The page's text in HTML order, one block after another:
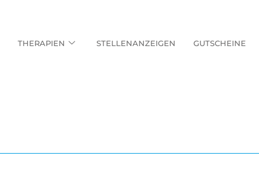
THERAPIEN STELLENANZEIGEN GUTSCHEINE